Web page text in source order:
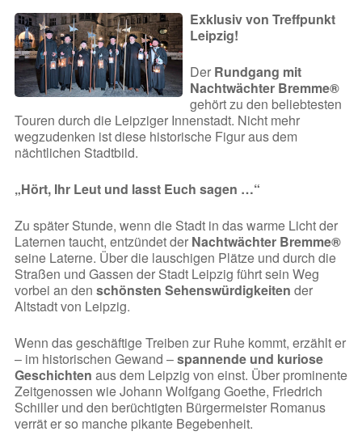
Exklusiv von Treffpunkt
Leipzig!
Der Rundgang mit
Nachtwächter Bremme®
gehört zu den beliebtesten
Touren durch die Leipziger Innenstadt. Nicht mehr
wegzudenken ist diese historische Figur aus dem
nächtlichen Stadtbild.
„Hört, Ihr Leut und lasst Euch sagen …“
Zu später Stunde, wenn die Stadt in das warme Licht der
Laternen taucht, entzündet der Nachtwächter Bremme®
seine Laterne. Über die lauschigen Plätze und durch die
Straßen und Gassen der Stadt Leipzig führt sein Weg
vorbei an den schönsten Sehenswürdigkeiten der
Altstadt von Leipzig.
Wenn das geschäftige Treiben zur Ruhe kommt, erzählt er
– im historischen Gewand –spannende und kuriose
Geschichten aus dem Leipzig von einst. Über prominente
Zeitgenossen wie Johann Wolfgang Goethe, Friedrich
Schiller und den berüchtigten Bürgermeister Romanus
verrät er so manche pikante Begebenheit.